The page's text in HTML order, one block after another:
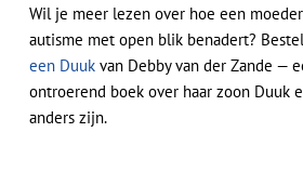
Wil je meer lezen over hoe een
autisme met open blik benadert?
een Duukvan Debby van der Zande —
ontroerend boek over haar zoon Duuk
anders zijn.